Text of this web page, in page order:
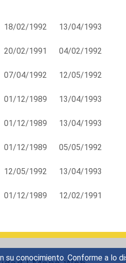
su conocimiento. Conforme a lo
18/02/1992 13/04/1993
20/02/1991 04/02/1992
07/04/1992 12/05/1992
01/12/1989 13/04/1993
01/12/1989 13/04/1993
01/12/1989 05/05/1992
12/05/1992 13/04/1993
01/12/1989 12/02/1991